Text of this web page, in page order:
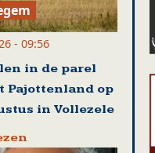
- 09:56
in de parel
Pajottenland op
in Vollezele